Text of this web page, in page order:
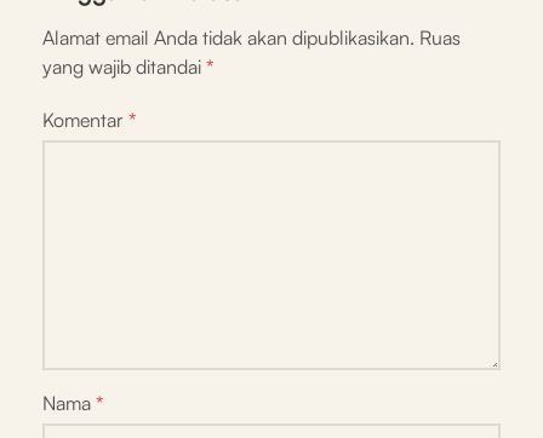
Alamat email Anda tidak akan dipublikasikan. Ruas
yang wajib ditandai *
Komentar *
Nama *